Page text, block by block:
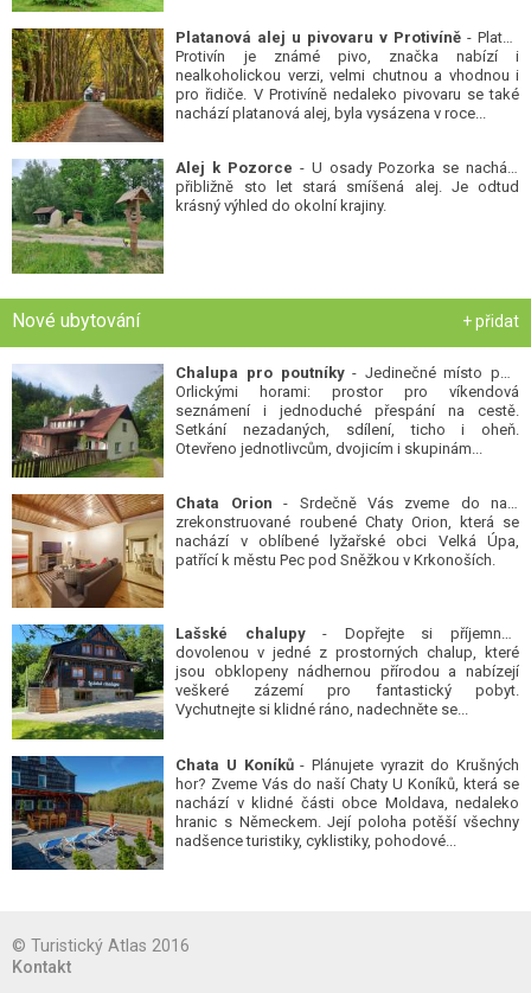
Platanová alej u pivovaru v Protivíně - Platan
Protivín je známé pivo, značka nabízí i
nealkoholickou verzi, velmi chutnou a vhodnou i
pro řidiče. V Protivíně nedaleko pivovaru se také
nachází platanová alej, byla vysázena v roce...
Alej k Pozorce - U osady Pozorka se nachází
přibližně sto let stará smíšená alej. Je odtud
krásný výhled do okolní krajiny.
Nové ubytování + přidat
Chalupa pro poutníky- Jedinečné místo pod
Orlickými horami: prostor pro víkendová
seznámení i jednoduché přespání na cestě.
Setkání nezadaných, sdílení, ticho i oheň.
Otevřeno jednotlivcům, dvojicím i skupinám...
Chata Orion - Srdečně Vás zveme do naší
zrekonstruované roubené Chaty Orion, která se
nachází v oblíbené lyžařské obci Velká Úpa,
patřící k městu Pec pod Sněžkou v Krkonoších.
Lašské chalupy- Dopřejte si příjemnou
dovolenou v jedné z prostorných chalup, které
jsou obklopeny nádhernou přírodou a nabízejí
veškeré zázemí pro fantastický pobyt.
Vychutnejte si klidné ráno, nadechněte se...
Chata U Koníků- Plánujete vyrazit do Krušných
hor? Zveme Vás do naší Chaty U Koníků, která se
nachází v klidné části obce Moldava, nedaleko
hranic s Německem. Její poloha potěší všechny
nadšence turistiky, cyklistiky, pohodové...
© Turistický Atlas 2016
Kontakt